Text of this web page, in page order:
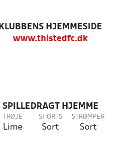
KLUBBENS HJEMMESIDE
www.thistedfc.dk
SPILLEDRAGT HJEMME
TRØJE
Lime
SHORTS
Sort
STRØMPER
Sort